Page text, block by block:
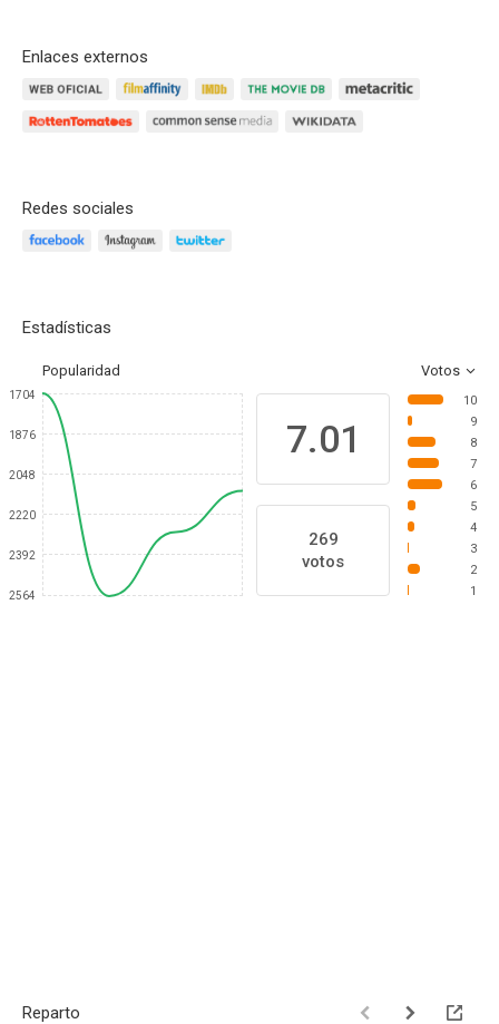
Enlaces externos
Redes sociales
Estadísticas
Popularidad Votos
1704
1876
2048
2220
2392
2564
7.01
269
votos
10
9
8
7
6
5
4
3
2
1
Reparto